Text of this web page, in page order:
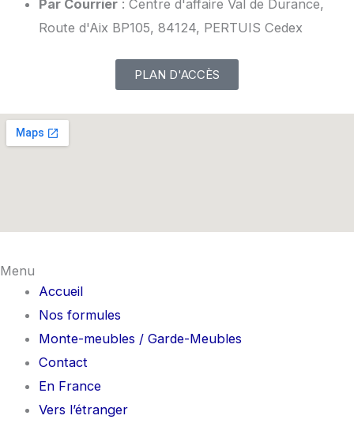
Par Courrier : Centre d'affaire Val de Durance,
Route d'Aix BP105, 84124, PERTUIS Cedex
PLAN D'ACCÈS
Menu
Accueil
Nos formules
Monte-meubles / Garde-Meubles
Contact
En France
Vers l’étranger